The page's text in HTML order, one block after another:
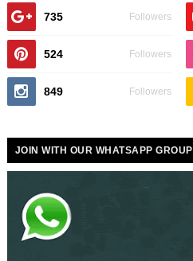
735 Followers
524 Followers
849 Followers
JOIN WITH OUR WHATSAPP GROUP